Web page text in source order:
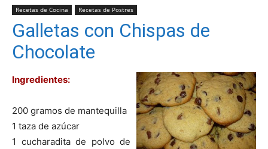
de
Cocina
Gratis
Recetas de Cocina Recetas de Postres
Galletas con Chispas de
Chocolate
Ingredientes:
200 gramos de mantequilla
1 taza de azúcar
1 cucharadita de polvo de